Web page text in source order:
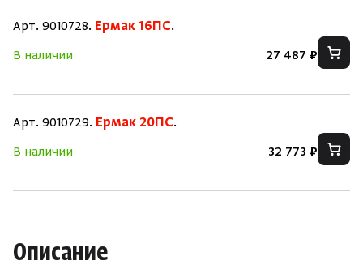
Арт. 9010728. Ермак 16ПС.
В наличии
27 487 ₽
Арт. 9010729. Ермак 20ПС.
В наличии
32 773 ₽
Описание